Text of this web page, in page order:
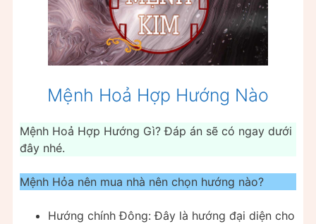
Mệnh Hoả Hợp Hướng Nào
Mệnh Hoả Hợp Hướng Gì? Đáp án sẽ có ngay dưới
đây nhé.
Mệnh Hỏa nên mua nhà nên chọn hướng nào?
Hướng chính Đông: Đây là hướng đại diện cho